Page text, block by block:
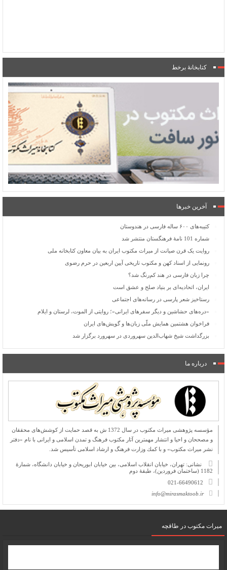
کتابخانۀ برخط
آخرین خبرها
کتیبه‌های ۶۰۰ ساله فارسی در هندوستان
شماره 101 نامۀ فرهنگستان منتشر شد
روایت یک قرن صیانت از میراث مکتوب ایران به بیان معاون کتابخانه ملی
رونمایی از اسناد کهن و مکتوب تاریخی آیین اربعین در حرم رضوی
چرا زبان فارسی در هند کم‌رنگ شد؟
ایران، اتحادیه‌ای بر بنیاد صلح و عشق است
رستاخیز شعر پارسی در رسانه‌های اجتماعی
«دره‌های حشاشین و دیگر سفرهای ایرانی»؛ روایتی از الموت، لرستان و ایلام
فراخوان هشتمین همایش ملّی زبان‌ها و گویش‌های ایران
بزرگداشت شیخ شهاب‌الدین سهروردی در سهرورد برگزار شد
درباره ما
مؤسسه پژوهشی میراث مكتوب در سال 1372 ش به قصد حمایت از كوشش‌های محققان
و مصححان و احیا و انتشار مهمترین آثار مكتوب فرهنگ و تمدن اسلامی و ایرانی با نام «دفتر
نشر میراث مكتوب» و با كمك وزارت فرهنگ و ارشاد اسلامی تأسیس شد.
نشانی: تهران، خیابان انقلاب اسلامی، بین خیابان ابوریحان و خیابان دانشگاه، شمارۀ
1182 (ساختمان فروردین)، طبقۀ دوم
021-66490612
info@mirasmaktoob.ir
میرات مکتوب در طاقچه